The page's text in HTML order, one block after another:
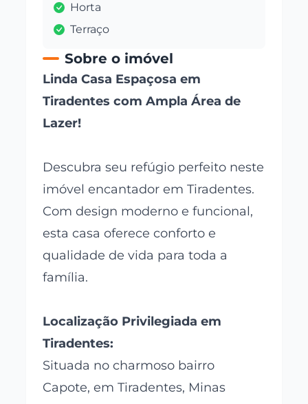
Horta
Terraço
Sobre o imóvel
Linda Casa Espaçosa em
Tiradentes com Ampla Área de
Lazer!
Descubra seu refúgio perfeito neste
imóvel encantador em Tiradentes.
Com design moderno e funcional,
esta casa oferece conforto e
qualidade de vida para toda a
família.
Localização Privilegiada em
Tiradentes:
Situada no charmoso bairro
Capote, em Tiradentes, Minas